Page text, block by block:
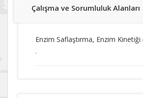
Çalışma ve Sorumluluk Alanları
Enzim Saflaştırma, Enzim Kinetiği
.